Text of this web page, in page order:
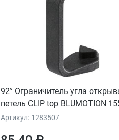
92° Ограничитель угла
петель CLIP top BLUMOTION
Артикул: 1283507